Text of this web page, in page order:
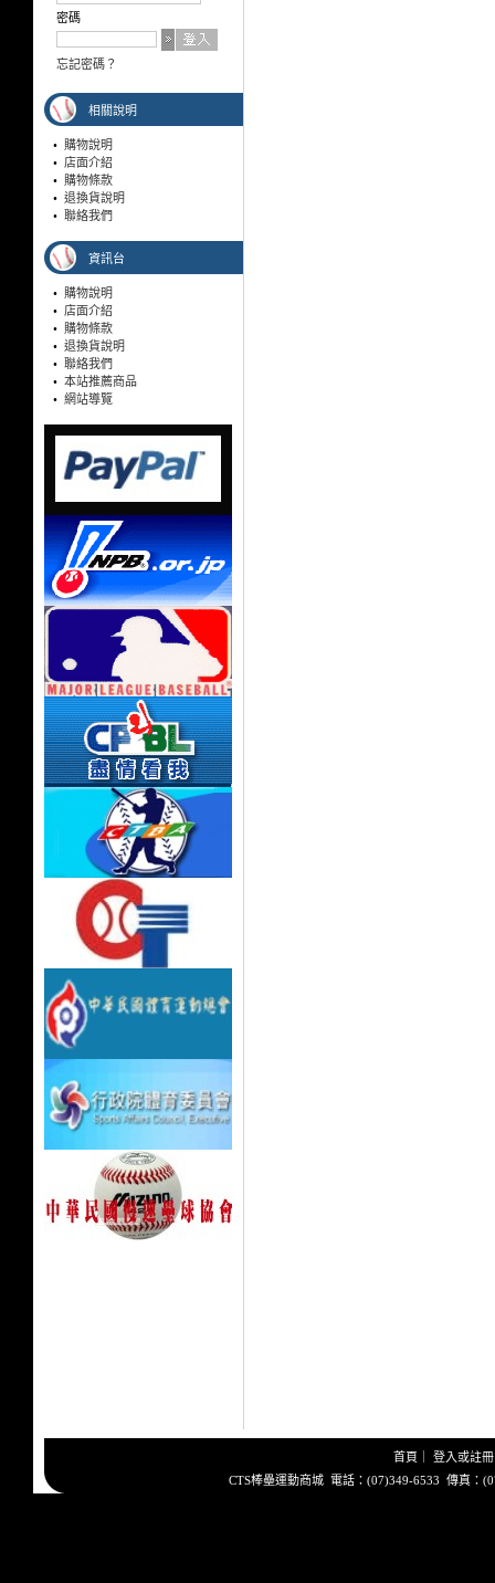
密碼
忘記密碼？
相關說明
• 購物說明
• 店面介紹
• 購物條款
• 退換貨說明
• 聯絡我們
資訊台
• 購物說明
• 店面介紹
• 購物條款
• 退換貨說明
• 聯絡我們
• 本站推薦商品
• 網站導覽
首頁 登入或註冊
CTS棒壘運動商城 電話：(07)349-6533 傳真：